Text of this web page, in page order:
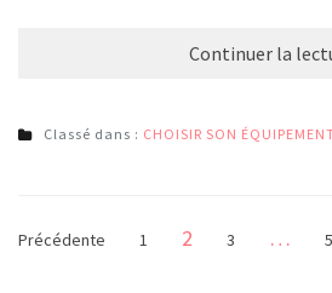
Continuer la
Classé dans : CHOISIR SON
Pagination
Précédente Page
1 Page
2 Page
3 … 5